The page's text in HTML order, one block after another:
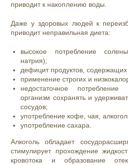
приводит к накоплению воды.
Даже у здоровых людей к
приводит неправильная диета:
высокое потребление
натрия);
дефицит продуктов, содержащих
применение строгих и
недостаточное
организм сохранять и
сосудов;
употребление кофе, чая,
употребление сахара.
Алкоголь обладает
стимулирует прохождение
кровотока и образование